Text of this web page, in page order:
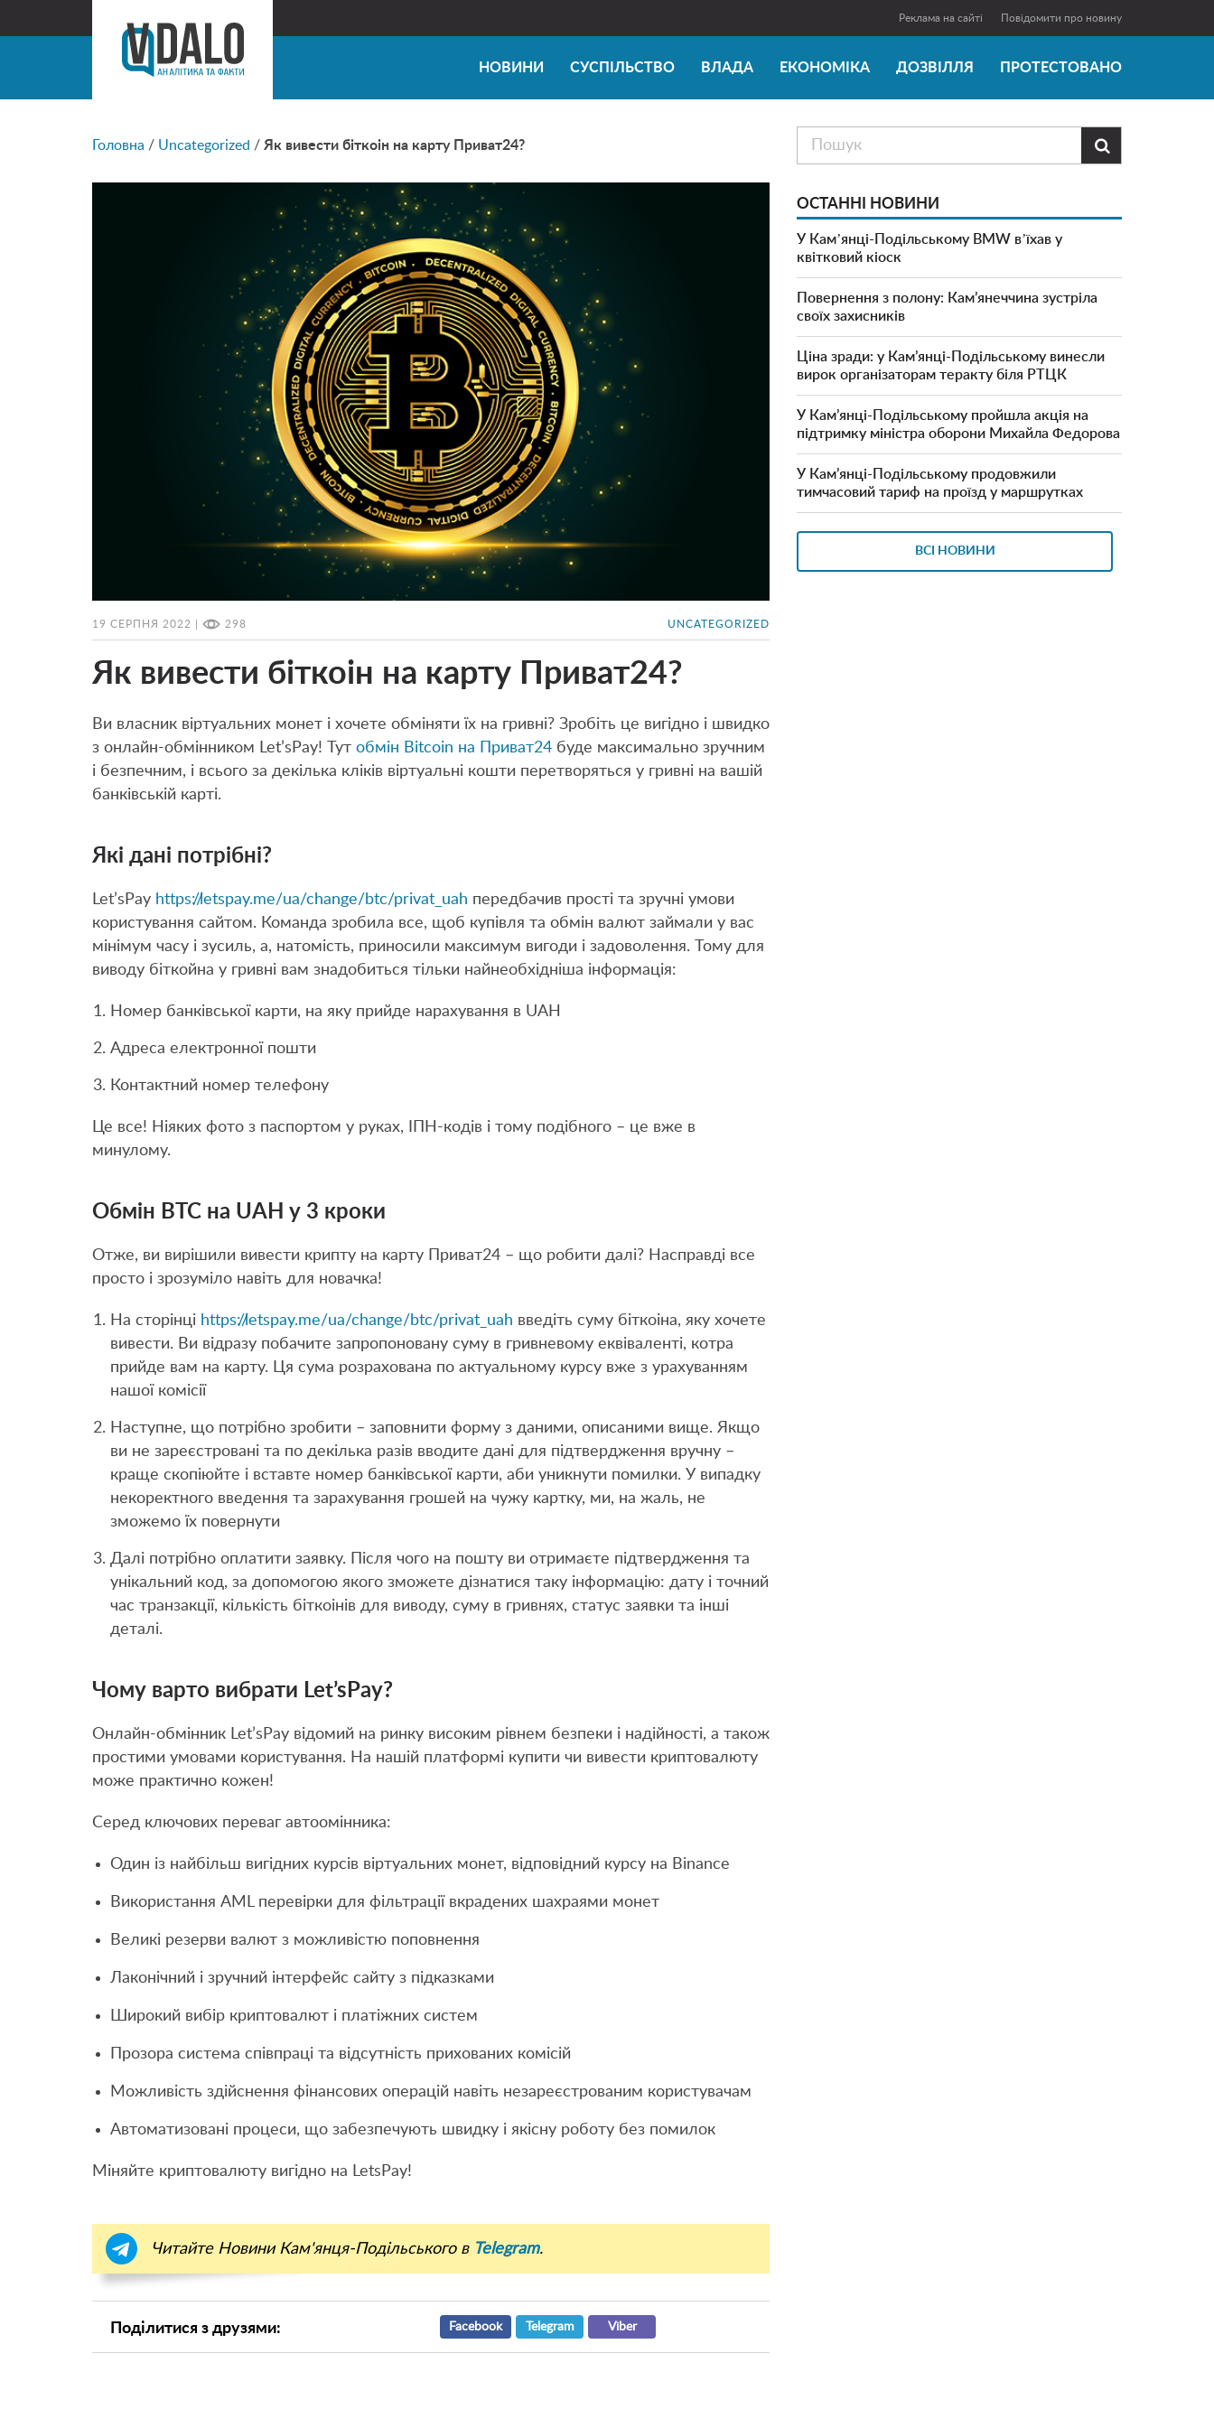
Реклама на сайті Повідомити про новину
НОВИНИ СУСПІЛЬСТВО ВЛАДА ЕКОНОМІКА ДОЗВІЛЛЯ ПРОТЕСТОВАНО
Головна / Uncategorized / Як вивести біткоін на карту Приват24?
19 СЕРПНЯ 2022 | 298 UNCATEGORIZED
Як вивести біткоін на карту Приват24?
Ви власник віртуальних монет і хочете обміняти їх на гривні? Зробіть це вигідно і швидко
з онлайн-обмінником Let’sPay! Тут обмін Bitcoin на Приват24 буде максимально зручним
і безпечним, і всього за декілька кліків віртуальні кошти перетворяться у гривні на вашій
банківській карті.
Які дані потрібні?
Let’sPay https://letspay.me/ua/change/btc/privat_uah передбачив прості та зручні умови
користування сайтом. Команда зробила все, щоб купівля та обмін валют займали у вас
мінімум часу і зусиль, а, натомість, приносили максимум вигоди і задоволення. Тому для
виводу біткойна у гривні вам знадобиться тільки найнеобхідніша інформація:
Номер банківської карти, на яку прийде нарахування в UAH
Адреса електронної пошти
Контактний номер телефону
Це все! Ніяких фото з паспортом у руках, ІПН-кодів і тому подібного – це вже в
минулому.
Обмін BTC на UAH у 3 кроки
Отже, ви вирішили вивести крипту на карту Приват24 – що робити далі? Насправді все
просто і зрозуміло навіть для новачка!
На сторінці https://letspay.me/ua/change/btc/privat_uah введіть суму біткоіна, яку хочете
вивести. Ви відразу побачите запропоновану суму в гривневому еквіваленті, котра
прийде вам на карту. Ця сума розрахована по актуальному курсу вже з урахуванням
нашої комісії
Наступне, що потрібно зробити – заповнити форму з даними, описаними вище. Якщо
ви не зареєстровані та по декілька разів вводите дані для підтвердження вручну –
краще скопіюйте і вставте номер банківської карти, аби уникнути помилки. У випадку
некоректного введення та зарахування грошей на чужу картку, ми, на жаль, не
зможемо їх повернути
Далі потрібно оплатити заявку. Після чого на пошту ви отримаєте підтвердження та
унікальний код, за допомогою якого зможете дізнатися таку інформацію: дату і точний
час транзакції, кількість біткоінів для виводу, суму в гривнях, статус заявки та інші
деталі.
Чому варто вибрати Let’sPay?
Онлайн-обмінник Let’sPay відомий на ринку високим рівнем безпеки і надійності, а також
простими умовами користування. На нашій платформі купити чи вивести криптовалюту
може практично кожен!
Серед ключових переваг автоомінника:
Один із найбільш вигідних курсів віртуальних монет, відповідний курсу на Binance
Використання AML перевірки для фільтрації вкрадених шахраями монет
Великі резерви валют з можливістю поповнення
Лаконічний і зручний інтерфейс сайту з підказками
Широкий вибір криптовалют і платіжних систем
Прозора система співпраці та відсутність прихованих комісій
Можливість здійснення фінансових операцій навіть незареєстрованим користувачам
Автоматизовані процеси, що забезпечують швидку і якісну роботу без помилок
Міняйте криптовалюту вигідно на LetsPay!
Читайте Новини Кам'янця-Подільського в Telegram.
Поділитися з друзями: Facebook Telegram Viber

ОСТАННІ НОВИНИ
У Камʼянці-Подільському BMW вʼїхав у
квітковий кіоск
Повернення з полону: Кам’янеччина зустріла
своїх захисників
Ціна зради: у Кам’янці-Подільському винесли
вирок організаторам теракту біля РТЦК
У Кам’янці-Подільському пройшла акція на
підтримку міністра оборони Михайла Федорова
У Кам’янці-Подільському продовжили
тимчасовий тариф на проїзд у маршрутках
ВСІ НОВИНИ